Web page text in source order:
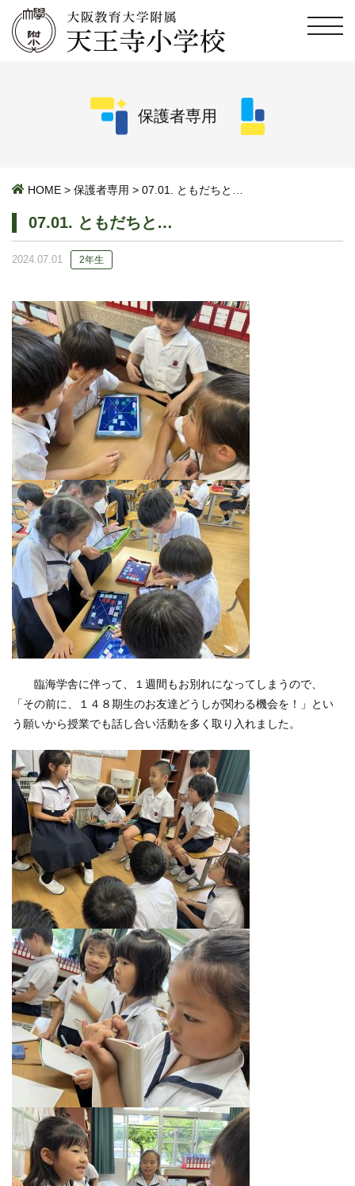
保護者専用
HOME > 保護者専用 > 07.01. ともだちと…
07.01. ともだちと…
2024.07.01 2年生
臨海学舎に伴って、１週間もお別れになってしまうので、
「その前に、１４８期生のお友達どうしが関わる機会を！」とい
う願いから授業でも話し合い活動を多く取り入れました。